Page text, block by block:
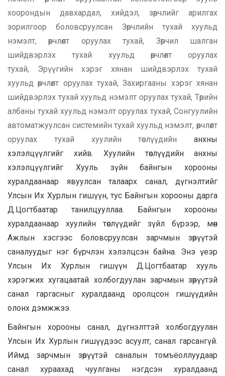
хоорондын давхардал, хийдэл, зөрчлийг арилгах
зорилгоор боловсруулсан Зөрчлийн тухай хуульд
нэмэлт, өөрчлөлт оруулах тухай, Зөрчил шалган
шийдвэрлэх тухай хуульд өөрчлөлт оруулах
тухай, Эрүүгийн хэрэг хянан шийдвэрлэх тухай
хуульдөөрчлөлт оруулах тухай, Захиргааны хэрэг хянан
шийдвэрлэх тухай хуульд нэмэлт оруулах тухай, Төрийн
албаны тухай хуульд нэмэлт оруулах тухай, Сонгуулийн
автоматжуулсан системийн тухай хуульд нэмэлт, өөрчлөлт
оруулах тухай хуулийн төслүүдийн анхны
хэлэлцүүлгийг хийв. Хуулийн төслүүдийн анхны
хэлэлцүүлгийг Хууль зүйн байнгын хорооны
хуралдаанаар явуулсан талаарх санал, дүгнэлтийг
Улсын Их Хурлын гишүүн, тус Байнгын хорооны дарга
Д.Цогтбаатар танилцууллаа. Байнгын хорооны
хуралдаанаар хуулийн төслүүдийг зүйл бүрээр, мөн
Ажлын хэсгээс боловсруулсан зарчмын зөрүүтэй
саналуудыг нэг бүрчлэн хэлэлцсэн байна. Энэ үеэр
Улсын Их Хурлын гишүүн Д.Цогтбаатар хууль
хэрэгжих хугацаатай холбогдуулан зарчмын зөрүүтэй
санал гаргасныг хуралдаанд оролцсон гишүүдийн
олонх дэмжжээ.
Байнгын хорооны санал, дүгнэлттэй холбогдуулан
Улсын Их Хурлын гишүүдээс асуулт, санал гарсангүй.
Иймд зарчмын зөрүүтэй саналын томъёоллуудаар
санал хураахад чуулганы нэгдсэн хуралдаанд